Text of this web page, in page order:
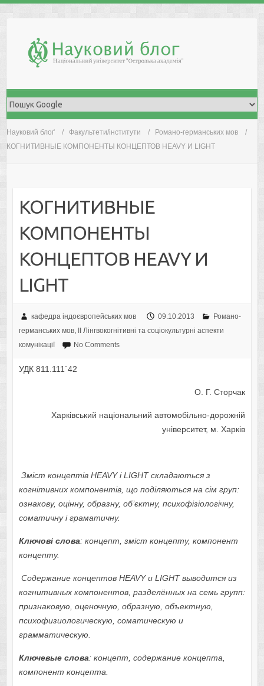
Науковий блоґ Факультети/інститути
Романо-германських мов
КОГНИТИВНЫЕ КОМПОНЕНТЫ КОНЦЕПТОВ HEAVY И LIGHT
КОГНИТИВНЫЕ
КОМПОНЕНТЫ
КОНЦЕПТОВ HEAVY И
LIGHT
кафедра індоєвропейських мов 09.10.2013
Романо-
германських мов,
IІ Лінгвокогнітивні та соціокультурні аспекти
комунікації
No Comments
УДК 811.111`42
О. Г. Сторчак
Харківський національний автомобільно-дорожній
університет, м. Харків
Зміст концептів HEAVYіLIGHTскладаються з
когнітивних компонентів, що поділяються на сім груп:
ознакову, оцінну, образну, об’єктну, психофізіологічну,
соматичну і граматичну.
Ключові слова: концепт, зміст концепту, компонент
концепту.
Содержание концептов HEAVYи LIGHT выводится из
когнитивных компонентов, разделённых на семь групп:
признаковую, оценочную, образную, объектную,
психофизиологическую, соматическую и
грамматическую.
Ключевые слова: концепт, содержание концепта,
компонент концепта.